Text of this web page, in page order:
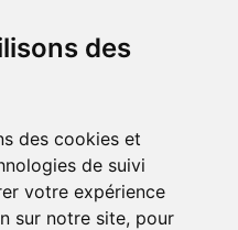
des
des cookies et
de suivi
votre expérience
sur notre site, pour
aussi une excellente
vis-à-vis des structures qui
de l'enseigne. Et si
un jour à la panoplie
activables
les clients existants.